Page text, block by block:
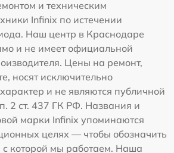
и техническим
Infinix по истечении
Наш центр в Краснодаре
и не имеет официальной
Цены на ремонт,
носят исключительно
и не являются публичной
2 ст. 437 ГК РФ. Названия и
марки Infinix упоминаются
целях — чтобы обозначить
с которой мы работаем. Наша